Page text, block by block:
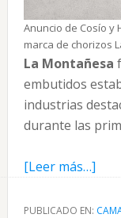
Anuncio de Cosío y
marca de chorizos
La Montañesa
embutidos
industrias
durante las
[Leer más…]
La
PUBLICADO EN: